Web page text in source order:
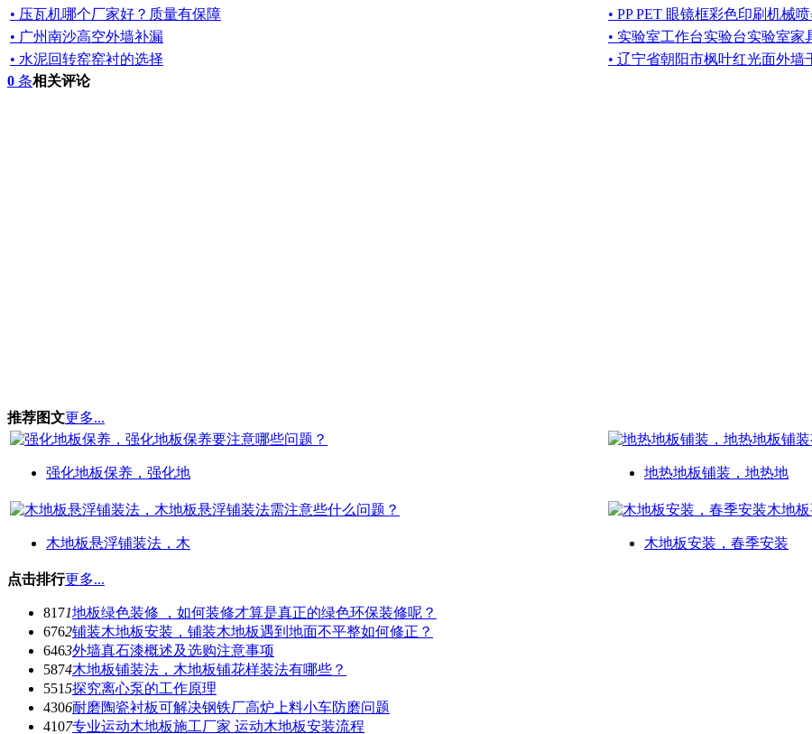
• 压瓦机哪个厂家好？质量有保障
• PP PET 眼镜框彩色印刷机械
• 广州南沙高空外墙补漏
• 实验室工作台实验台实验室家
• 水泥回转窑窑衬的选择
• 辽宁省朝阳市枫叶红光面外墙
0 条相关评论
推荐图文更多...
强化地板保养，强化地 地热地板铺装，地热地
木地板悬浮铺装法，木 木地板安装，春季安装
点击排行更多...
8171地板绿色装修 ，如何装修才算是真正的绿色环保装修呢？
6762铺装木地板安装，铺装木地板遇到地面不平整如何修正？
6463外墙真石漆概述及选购注意事项
5874木地板铺装法，木地板铺花样装法有哪些？
5515探究离心泵的工作原理
4306耐磨陶瓷衬板可解决钢铁厂高炉上料小车防磨问题
4107专业运动木地板施工厂家 运动木地板安装流程